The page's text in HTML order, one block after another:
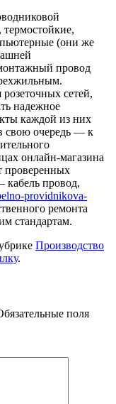
термостойкие,
(они же
провод
сетей,
надежное
каждой из них
свою очередь — к
онлайн-магазина
кабель провод,
providnikova-
ремонта
стандартам.
Производство
.
поля